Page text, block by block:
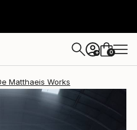
+ 0
Matthaeis Works